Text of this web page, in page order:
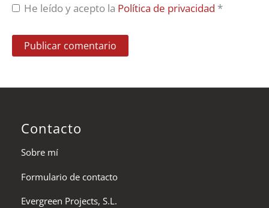
He leído y acepto la Política de privacidad *
Contacto
Sobre mí
Formulario de contacto
Evergreen Projects, S.L.